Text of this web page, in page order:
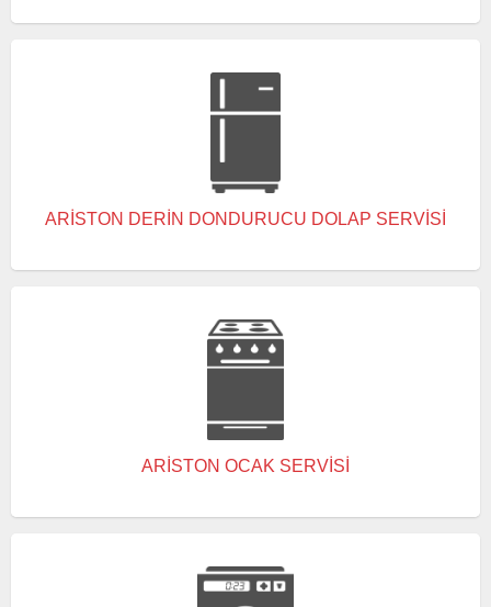
ARISTON DERIN DONDURUCU DOLAP SERVISI
ARISTON OCAK SERVISI